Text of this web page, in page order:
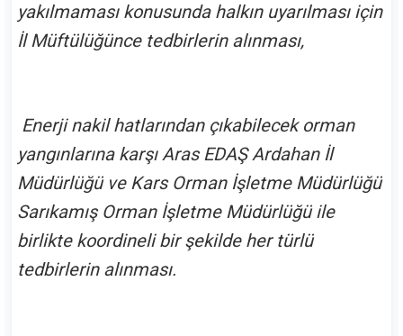
yakılmaması konusunda halkın uyarılması için
İl Müftülüğünce tedbirlerin alınması,
Enerji nakil hatlarından çıkabilecek orman
yangınlarına karşı Aras EDAŞ Ardahan İl
Müdürlüğü ve Kars Orman İşletme Müdürlüğü
Sarıkamış Orman İşletme Müdürlüğü ile
birlikte koordineli bir şekilde her türlü
tedbirlerin alınması.